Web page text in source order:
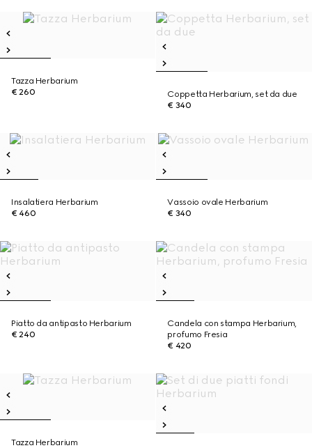
Tazza Herbarium
€ 260
Coppetta Herbarium, set da due
€ 340
Insalatiera Herbarium
€ 460
Vassoio ovale Herbarium
€ 340
Piatto da antipasto Herbarium
€ 240
Candela con stampa Herbarium,
profumo Fresia
€ 420
Tazza Herbarium